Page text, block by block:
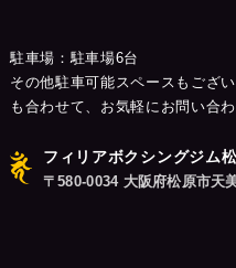
駐車場：駐車場6台
その他駐車可能スペースもござ
も合わせて、お気軽にお問い合わ
フィリアボクシングジム
〒580-0034 大阪府松原市天